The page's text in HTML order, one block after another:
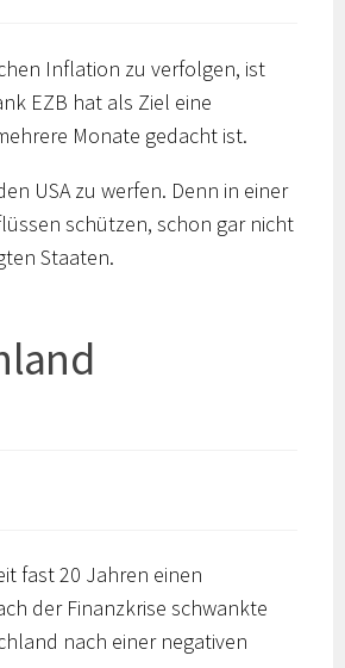
Inflation zu verfolgen, ist
EZB hat als Ziel eine
Monate gedacht ist.
USA zu werfen. Denn in einer
schützen, schon gar nicht
Staaten.
fast 20 Jahren einen
der Finanzkrise schwankte
nach einer negativen